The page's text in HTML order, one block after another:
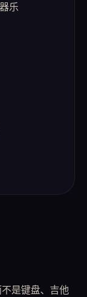
乐
是键盘、吉他